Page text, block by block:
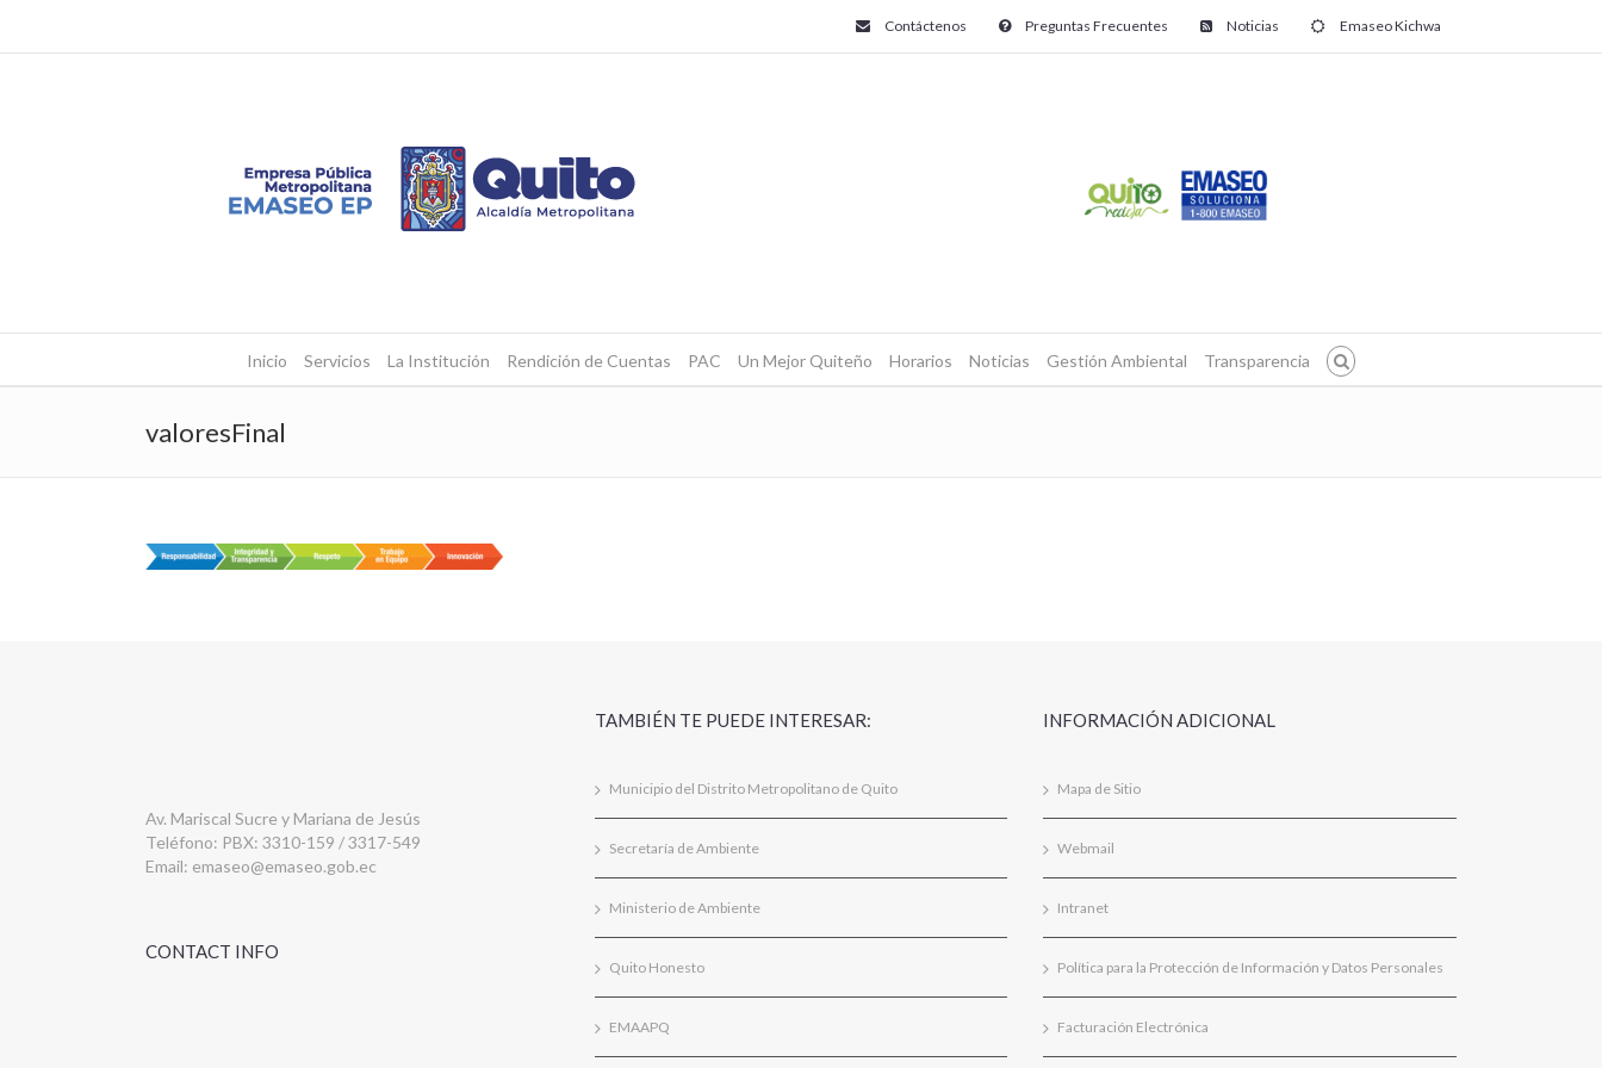
Contáctenos Preguntas Frecuentes Noticias Emaseo Kichwa
Inicio Servicios La Institución Rendición de Cuentas PAC Un Mejor Quiteño Horarios Noticias Gestión Ambiental Transparencia
valoresFinal
Av. Mariscal Sucre y Mariana de Jesús
Teléfono: PBX: 3310-159 / 3317-549
Email: emaseo@emaseo.gob.ec
CONTACT INFO
TAMBIÉN TE PUEDE INTERESAR:
Municipio del Distrito Metropolitano de Quito
Secretaría de Ambiente
Ministerio de Ambiente
Quito Honesto
EMAAPQ
INFORMACIÓN ADICIONAL
Mapa de Sitio
Webmail
Intranet
Política para la Protección de Información y Datos Personales
Facturación Electrónica